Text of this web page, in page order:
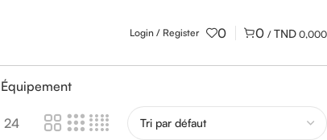
Login / Register 0 0 / 0,000
24